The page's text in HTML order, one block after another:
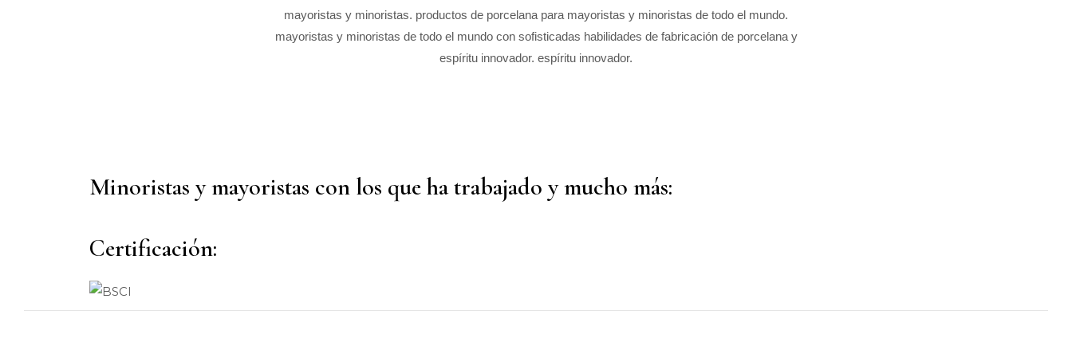
mayoristas y minoristas. productos de porcelana para mayoristas y minoristas de todo el mundo.
mayoristas y minoristas de todo el mundo con sofisticadas habilidades de fabricación de porcelana y
espíritu innovador. espíritu innovador.
Minoristas y mayoristas con los que ha trabajado y mucho más:
Certificación: